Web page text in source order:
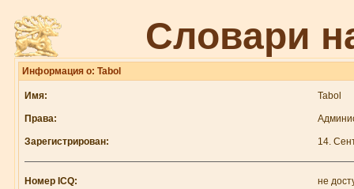
Словари
Информация о: Tabol
Имя: Tabol
Права:
Зарегистрирован: 14.
Номер ICQ: не